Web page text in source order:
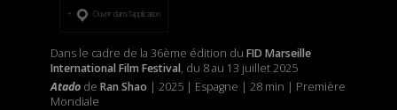
Ouvrir dans l’application
Dans le cadre de la 36ème édition du FID Marseille
International Film Festival, du 8 au 13 juillet 2025
Atadode Ran Shao | 2025 | Espagne | 28 min | Première
Mondiale